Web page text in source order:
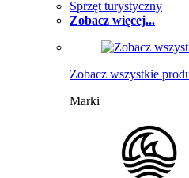
Sprzęt turystyczny
Zobacz więcej...
Zobacz wszystkie
Marki